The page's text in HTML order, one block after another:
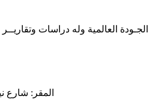
العالمية وله دراسات